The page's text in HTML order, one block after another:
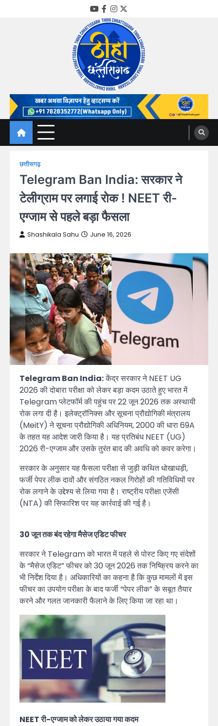
YouTube
Facebook
Instagram
Twitter
Thiha Chhattisgarh
गोठ जन-जन के
छत्तीसगढ़
Telegram Ban India: सरकार ने
टेलीग्राम पर लगाई रोक ! NEET री-
एग्जाम से पहले बड़ा फैसला
Shashikala Sahu June 16, 2026
Telegram Ban India:केंद्र सरकार ने NEET UG
2026 की दोबारा परीक्षा को लेकर बड़ा कदम उठाते हुए भारत में
Telegram प्लेटफॉर्म की पहुंच पर 22 जून 2026 तक अस्थायी
रोक लगा दी है। इलेक्ट्रॉनिक्स और सूचना प्रौद्योगिकी मंत्रालय
(MeitY) ने सूचना प्रौद्योगिकी अधिनियम, 2000 की धारा 69A
के तहत यह आदेश जारी किया है। यह प्रतिबंध NEET (UG)
2026 री-एग्जाम और उसके तुरंत बाद की अवधि को कवर करेगा।
सरकार के अनुसार यह फैसला परीक्षा से जुड़ी कथित धोखाधड़ी,
फर्जी पेपर लीक दावों और संगठित नकल गिरोहों की गतिविधियों पर
रोक लगाने के उद्देश्य से लिया गया है। राष्ट्रीय परीक्षा एजेंसी
(NTA) की सिफारिश पर यह कार्रवाई की गई है।
30 जून तक बंद रहेगा मैसेज एडिट फीचर
सरकार ने Telegram को भारत में पहले से पोस्ट किए गए संदेशों
के “मैसेज एडिट” फीचर को 30 जून 2026 तक निष्क्रिय करने का
भी निर्देश दिया है। अधिकारियों का कहना है कि कुछ मामलों में इस
फीचर का उपयोग परीक्षा के बाद फर्जी “पेपर लीक” के सबूत तैयार
करने और गलत जानकारी फैलाने के लिए किया जा रहा था।
NEET री-एग्जाम को लेकर उठाया गया कदम